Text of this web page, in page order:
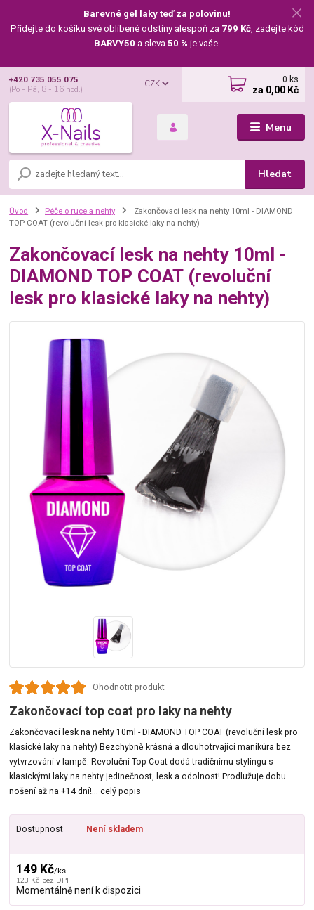
Barevné gel laky teď za polovinu!
Přidejte do košíku své oblíbené odstíny alespoň za 799 Kč, zadejte kód
BARVY50 a sleva 50 % je vaše.
Menu
CZK
Hledat
+420 735 055 075
(Po - Pá, 8 - 16 hod.)
0 ks
za 0,00 Kč
Úvod Péče o ruce a nehty
Zakončovací lesk na nehty 10ml - DIAMOND
TOP COAT (revoluční lesk pro klasické laky na nehty)
Zakončovací lesk na nehty 10ml -
DIAMOND TOP COAT (revoluční
lesk pro klasické laky na nehty)
Ohodnotit produkt
Zakončovací top coat pro laky na nehty
Zakončovací lesk na nehty 10ml - DIAMOND TOP COAT (revoluční lesk pro
klasické laky na nehty) Bezchybně krásná a dlouhotrvající manikúra bez
vytvrzování v lampě. Revoluční Top Coat dodá tradičnímu stylingu s
klasickými laky na nehty jedinečnost, lesk a odolnost! Prodlužuje dobu
nošení až na +14 dní!...celý popis
Dostupnost Není skladem
149 Kč/ks
123 Kč bez DPH
Momentálně není k dispozici